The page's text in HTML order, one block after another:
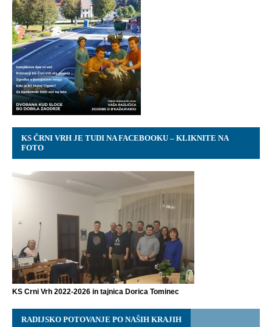
KS ČRNI VRH JE TUDI NA FACEBOOKU – KLIKNITE NA
FOTO
KS Crni Vrh 2022-2026 in tajnica Dorica Tominec
RADIJSKO POTOVANJE PO NAŠIH KRAJIH